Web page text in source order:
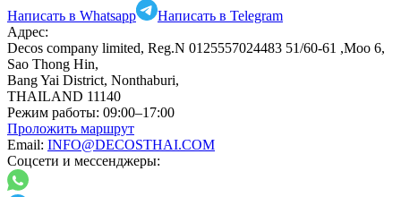
Написать в Whatsapp
Написать в Telegram
Адрес:
Decos company limited, Reg.N 0125557024483 51/60-61 ,Moo 6,
Sao Thong Hin,
Bang Yai District, Nonthaburi,
THAILAND 11140
Режим работы: 09:00–17:00
Проложить маршрут
Email: INFO@DECOSTHAI.COM
Соцсети и мессенджеры: